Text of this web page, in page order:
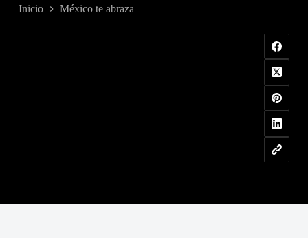
Inicio México te abraza